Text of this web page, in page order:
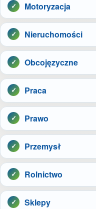
Motoryzacja
Nieruchomości
Obcojęzyczne
Praca
Prawo
Przemysł
Rolnictwo
Sklepy